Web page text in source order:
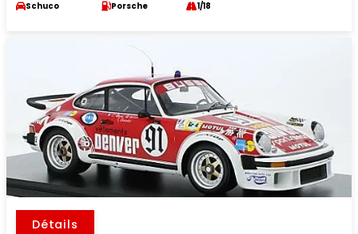
Schuco Porsche 1/18
Détails